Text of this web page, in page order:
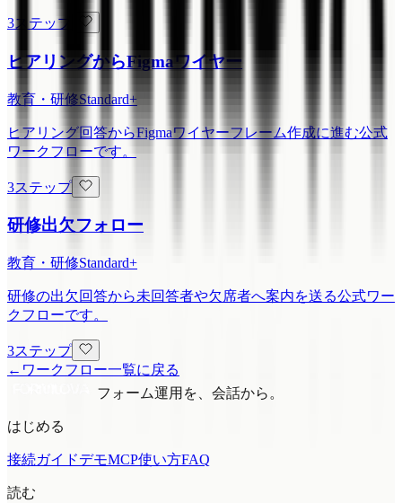
3ステップ
ヒアリングからFigmaワイヤー
教育・研修Standard+
ヒアリング回答からFigmaワイヤーフレーム作成に進む公式
ワークフローです。
3ステップ
研修出欠フォロー
教育・研修Standard+
研修の出欠回答から未回答者や欠席者へ案内を送る公式ワー
クフローです。
3ステップ
← ワークフロー一覧に戻る
フォーム運用を、会話から。
はじめる
接続ガイドデモMCP使い方FAQ
読む